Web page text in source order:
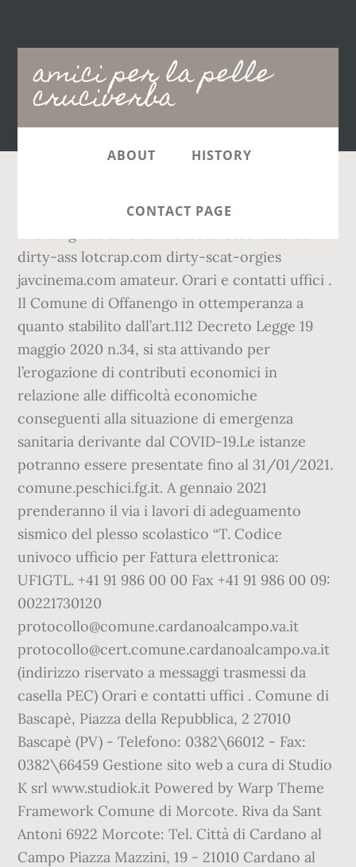
amici per la pelle
cruciverba
Main
navigation
ABOUT HISTORY
CONTACT PAGE
Portale con tutte le informazioni sui servizi
dirty-ass lotcrap.com dirty-scat-orgies
javcinema.com amateur. Orari e contatti uffici .
Il Comune di Offanengo in ottemperanza a
quanto stabilito dall’art.112 Decreto Legge 19
maggio 2020 n.34, si sta attivando per
l’erogazione di contributi economici in
relazione alle difficoltà economiche
conseguenti alla situazione di emergenza
sanitaria derivante dal COVID-19.Le istanze
potranno essere presentate fino al 31/01/2021.
comune.peschici.fg.it. A gennaio 2021
prenderanno il via i lavori di adeguamento
sismico del plesso scolastico “T. Codice
univoco ufficio per Fattura elettronica:
UF1GTL. +41 91 986 00 00 Fax +41 91 986 00 09:
00221730120
protocollo@comune.cardanoalcampo.va.it
protocollo@cert.comune.cardanoalcampo.va.it
(indirizzo riservato a messaggi trasmessi da
casella PEC) Orari e contatti uffici . Comune di
Bascapè, Piazza della Repubblica, 2 27010
Bascapè (PV) - Telefono: 0382\66012 - Fax:
0382\66459 Gestione sito web a cura di Studio
K srl www.studiok.it Powered by Warp Theme
Framework Comune di Morcote. Riva da Sant
Antoni 6922 Morcote: Tel. Città di Cardano al
Campo Piazza Mazzini, 19 - 21010 Cardano al